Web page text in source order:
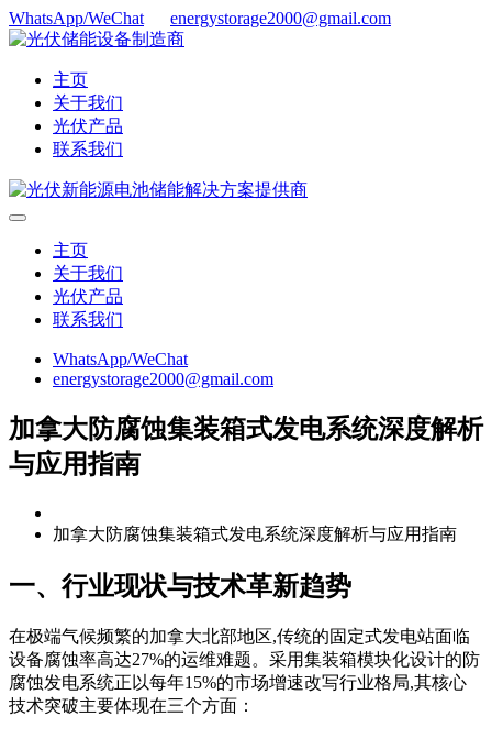
WhatsApp/WeChat energystorage2000@gmail.com
主页
关于我们
光伏产品
联系我们
主页
关于我们
光伏产品
联系我们
WhatsApp/WeChat
energystorage2000@gmail.com
加拿大防腐蚀集装箱式发电系统深度解析
与应用指南
加拿大防腐蚀集装箱式发电系统深度解析与应用指南
一、行业现状与技术革新趋势
在极端气候频繁的加拿大北部地区,传统的固定式发电站面临
设备腐蚀率高达27%的运维难题。采用集装箱模块化设计的防
腐蚀发电系统正以每年15%的市场增速改写行业格局,其核心
技术突破主要体现在三个方面：